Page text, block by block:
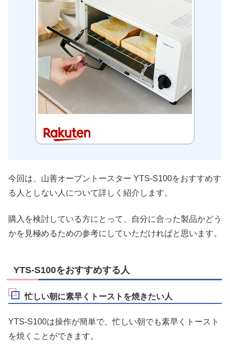
今回は、山善オーブントースター YTS-S100をおすすめす
る人としない人について詳しく紹介します。
購入を検討している方にとって、自分に合った製品かどう
かを見極めるための参考にしていただければと思います。
YTS-S100をおすすめする人
忙しい朝に素早くトーストを焼きたい人
YTS-S100は操作が簡単で、忙しい朝でも素早くトースト
を焼くことができます。